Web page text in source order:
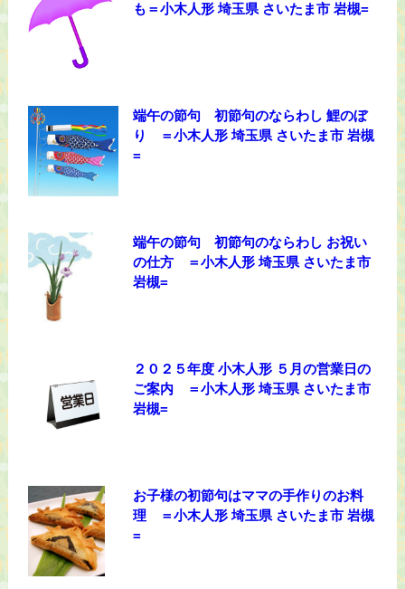
も＝小木人形 埼玉県 さいたま市 岩槻=
端午の節句 初節句のならわし 鯉のぼ
り ＝小木人形 埼玉県 さいたま市 岩槻
=
端午の節句 初節句のならわし お祝い
の仕方 ＝小木人形 埼玉県 さいたま市
岩槻=
２０２５年度 小木人形 ５月の営業日の
ご案内 ＝小木人形 埼玉県 さいたま市
岩槻=
お子様の初節句はママの手作りのお料
理 ＝小木人形 埼玉県 さいたま市 岩槻
=